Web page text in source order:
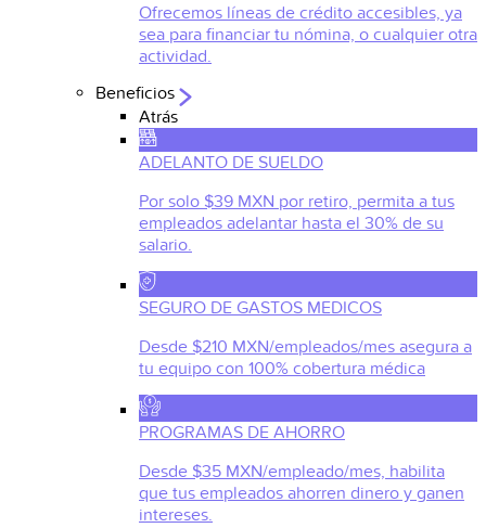
Ofrecemos líneas de crédito accesibles, ya
sea para financiar tu nómina, o cualquier otra
actividad.
Beneficios
Atrás
ADELANTO DE SUELDO
Por solo $39 MXN por retiro, permita a tus
empleados adelantar hasta el 30% de su
salario.
SEGURO DE GASTOS MEDICOS
Desde $210 MXN/empleados/mes asegura a
tu equipo con 100% cobertura médica
PROGRAMAS DE AHORRO
Desde $35 MXN/empleado/mes, habilita
que tus empleados ahorren dinero y ganen
intereses.